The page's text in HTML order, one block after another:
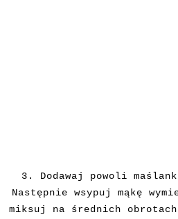
3. Dodawaj powoli
Następnie wsypuj mąkę
miksuj na średnich